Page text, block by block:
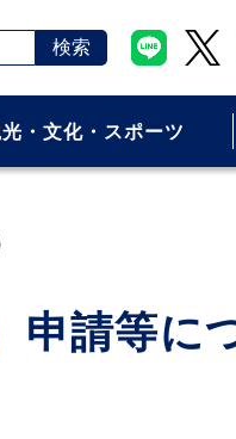
・文化・スポーツ
申請等に